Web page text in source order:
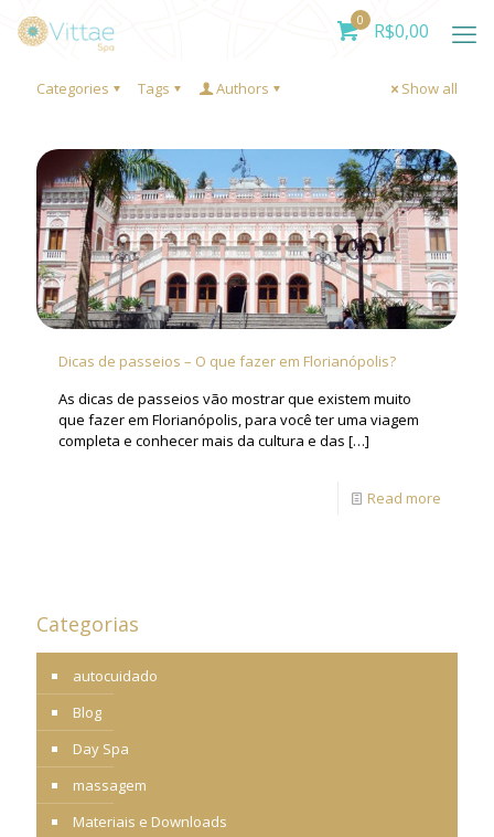
0 R$0,00
Categories Tags Authors Show all
Dicas de passeios – O que fazer em Florianópolis?
As dicas de passeios vão mostrar que existem muito
que fazer em Florianópolis, para você ter uma viagem
completa e conhecer mais da cultura e das […]
Read more
Categorias
autocuidado
Blog
Day Spa
massagem
Materiais e Downloads